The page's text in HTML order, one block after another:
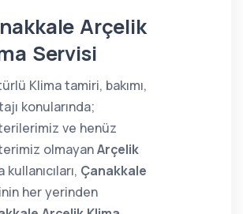
Arçelik
Servisi
Klima tamiri, bakımı,
konularında;
ve henüz
olmayanArçelik
kullanıcıları, Çanakkale
her yerinden